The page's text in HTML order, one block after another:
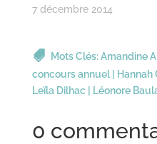
7 décembre 2014
Mots Clés:Amandine
concours annuel| Hannah
Leïla Dilhac| Léonore
0